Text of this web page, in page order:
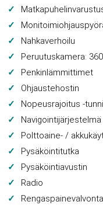
Nahkaverhoilu
Peruutuskamera:
Penkinlämmittimet
Ohjaustehostin
Nopeusrajoitus -
Navigointijärjestelmä
Polttoaine- /
Pysäköintitutka
Pysäköintiavustin
Radio